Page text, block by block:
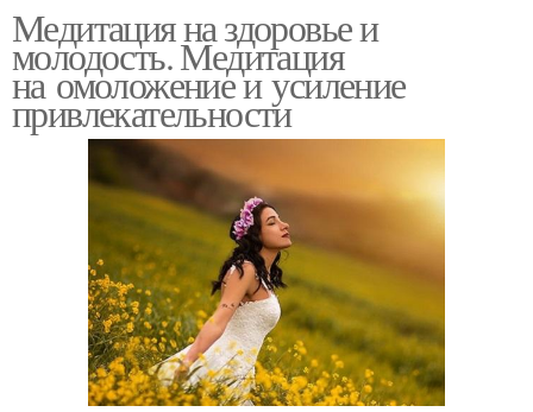
Медитация на здоровье и
молодость. Медитация
на омоложение и усиление
привлекательности